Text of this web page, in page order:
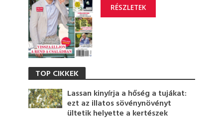
RÉSZLETEK
TOP CIKKEK
Lassan kinyírja a hőség a tujákat:
ezt az illatos sövénynövényt
ültetik helyette a kertészek